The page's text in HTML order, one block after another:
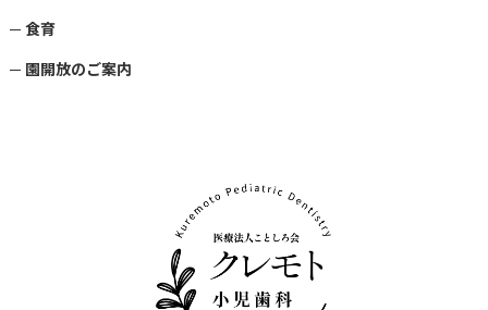
食育
園開放のご案内